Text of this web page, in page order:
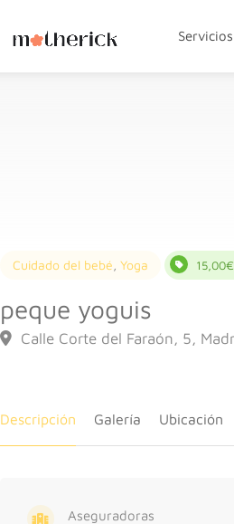
Servicios
Cuidado del bebé Yoga
peque yoguis
Calle Corte del Faraón, 5,
Descripción Galería Ubicación
Aseguradoras